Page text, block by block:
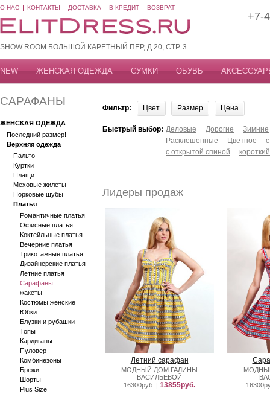
О НАС КОНТАКТЫ ДОСТАВКА В КРЕДИТ ВОЗВРАТ
SHOW ROOM БОЛЬШОЙ КАРЕТНЫЙ ПЕР, Д 20, СТР. 3
+7-
NEW ЖЕНСКАЯ ОДЕЖДА СУМКИ ОБУВЬ
САРАФАНЫ
ЖЕНСКАЯ ОДЕЖДА
Последний размер!
Верхняя одежда
Пальто
Куртки
Плащи
Меховые жилеты
Норковые шубы
Платья
Романтичные платья
Офисные платья
Коктейльные платья
Вечерние платья
Трикотажные платья
Дизайнерские платья
Летние платья
Сарафаны
жакеты
Костюмы женские
Юбки
Блузки и рубашки
Топы
Кардиганы
Пуловер
Комбинезоны
Брюки
Шорты
Plus Size
Фильтр: Цвет Размер Цена
Быстрый выбор: Деловые Дорогие
Зимние
Расклешенные
Цветное
с открытой спиной
Лидеры продаж
Летний сарафан
МОДНЫЙ ДОМ ГАЛИНЫ
ВАСИЛЬЕВОЙ
16300руб. | 13855руб.